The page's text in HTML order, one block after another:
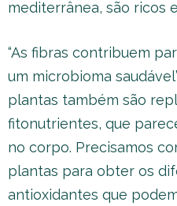
mediterrânea, são ricos
“As fibras contribuem
um microbioma
plantas também são
fitonutrientes, que
no corpo. Precisamos
plantas para obter os
antioxidantes que